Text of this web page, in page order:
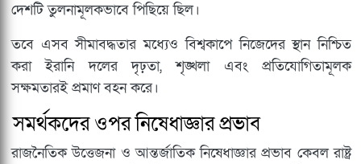
দেশটি তুলনামূলকভাবে পিছিয়ে ছিল।
তবে এসব সীমাবদ্ধতার মধ্যেও বিশ্বকাপে নিজেদের স্থান নিশ্চিত
করা ইরানি দলের দৃঢ়তা, শৃঙ্খলা এবং প্রতিযোগিতামূলক
সক্ষমতারই প্রমাণ বহন করে।
সমর্থকদের ওপর নিষেধাজ্ঞার প্রভাব
রাজনৈতিক উত্তেজনা ও আন্তর্জাতিক নিষেধাজ্ঞার প্রভাব কেবল রাষ্ট্র